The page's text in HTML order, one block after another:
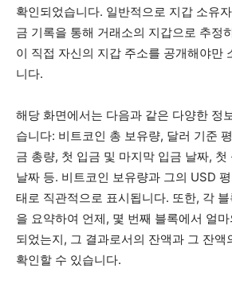
확인되었습니다. 일반적으로 지갑 소유
금 기록을 통해 거래소의 지갑으로 추정
이 직접 자신의 지갑 주소를 공개해야만
니다.
해당 화면에서는 다음과 같은 다양한 정
습니다: 비트코인 총 보유량, 달러 기준
금 총량, 첫 입금 및 마지막 입금 날짜, 첫
날짜 등. 비트코인 보유량과 그의 USD
태로 직관적으로 표시됩니다. 또한, 각
을 요약하여 언제, 몇 번째 블록에서 얼
되었는지, 그 결과로서의 잔액과 그 잔액
확인할 수 있습니다.